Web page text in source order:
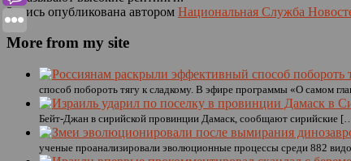
Запись опубликована автором Национальная Служба
More from my site
способ побороть тягу к сладкому. В эфире программы «О самом
Бейт-Джан в сирийской провинции Дамаск, сообщают сирийские
ученые проанализировали эволюционные процессы среди 882